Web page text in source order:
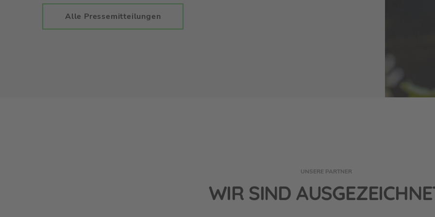
Alle Pressemitteilungen
UNSERE PARTNER
WIR SIND